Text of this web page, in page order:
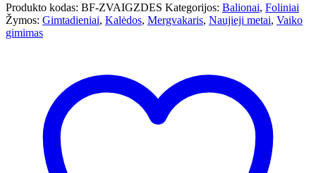
Produkto kodas: BF-ZVAIGZDES Kategorijos: Balionai, Foliniai
Žymos: Gimtadieniai, Kalėdos, Mergvakaris, Naujieji metai, Vaiko
gimimas